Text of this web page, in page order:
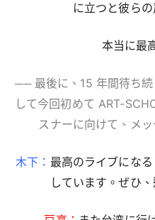
に立つと彼ら
本当に最
── 最後に、15 年間待ち
して今回初めて ART-
スナーに向けて、メ
木下： 最高のライブにな
しています。ぜひ